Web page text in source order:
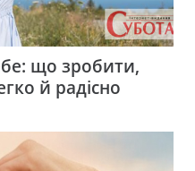
що зробити,
й радісно